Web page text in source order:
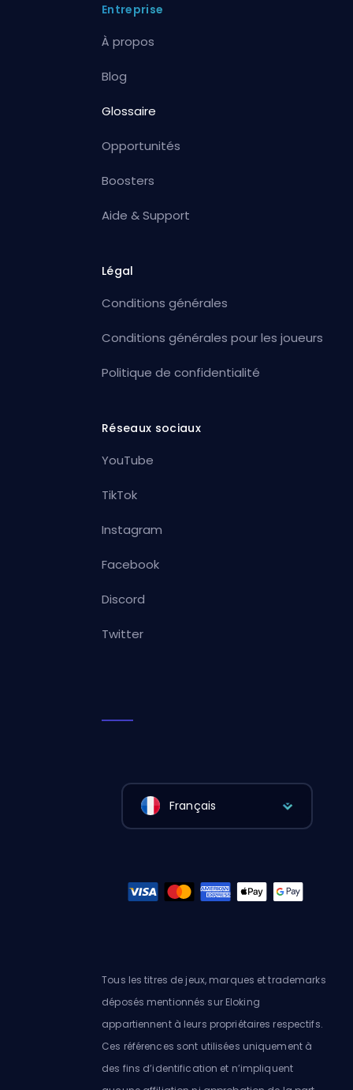
Entreprise
À propos
Blog
Glossaire
Opportunités
Boosters
Aide & Support
Légal
Conditions générales
Conditions générales pour les joueurs
Politique de confidentialité
Réseaux sociaux
YouTube
TikTok
Instagram
Facebook
Discord
Twitter
Français
Tous les titres de jeux, marques et trademarks
déposés mentionnés sur Eloking
appartiennent à leurs propriétaires respectifs.
Ces références sont utilisées uniquement à
des fins d’identification et n’impliquent